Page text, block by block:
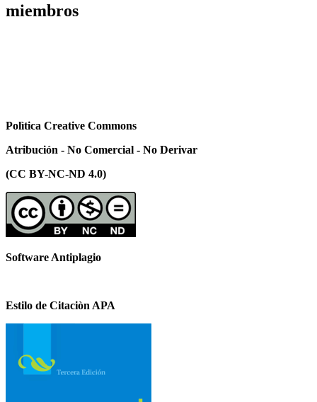
miembros
Polìtica Creative Commons
Atribución - No Comercial - No Derivar
(CC BY-NC-ND 4.0)
Software Antiplagio
Estilo de Citaciòn APA